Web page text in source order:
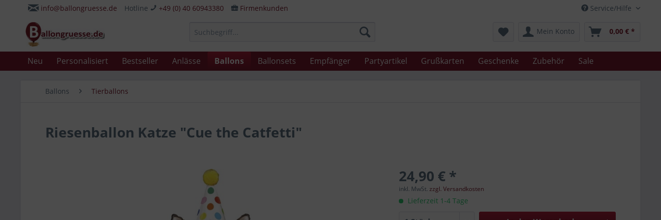
Service/Hilfe
info@ballongruesse.de Hotline +49 (0) 40 60943380 Firmenkunden
Mein Konto 0,00 € *
Neu Personalisiert Bestseller Anlässe Ballons Ballonsets Empfänger Partyartikel Grußkarten Geschenke Zubehör Sale
Ballons Tierballons
Riesenballon Katze "Cue the Catfetti"
24,90 € *
inkl. MwSt.zzgl. Versandkosten
Lieferzeit 1-4 Tage